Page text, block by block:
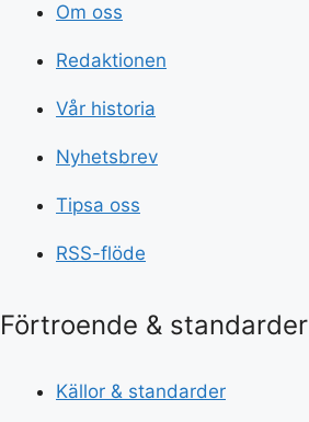
Om oss
Redaktionen
Vår historia
Nyhetsbrev
Tipsa oss
RSS-flöde
Förtroende & standarder
Källor & standarder